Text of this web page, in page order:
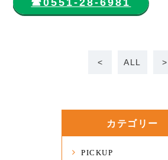
☎︎0551-28-6981
< ALL >
カテゴリー
PICKUP